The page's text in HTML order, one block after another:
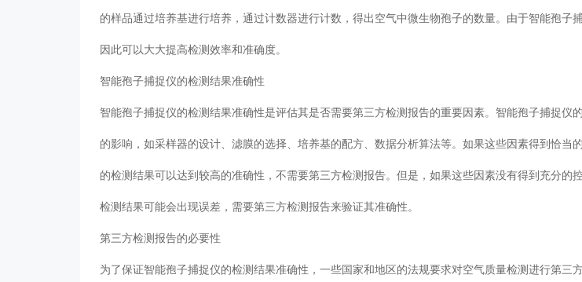
的样品通过培养基进行培养，通过计数器进行计数，得出空气中微生物孢子的数量。由于智能孢子
因此可以大大提高检测效率和准确度。
智能孢子捕捉仪的检测结果准确性
智能孢子捕捉仪的检测结果准确性是评估其是否需要第三方检测报告的重要因素。智能孢子捕捉仪
的影响，如采样器的设计、滤膜的选择、培养基的配方、数据分析算法等。如果这些因素得到恰当
的检测结果可以达到较高的准确性，不需要第三方检测报告。但是，如果这些因素没有得到充分的
检测结果可能会出现误差，需要第三方检测报告来验证其准确性。
第三方检测报告的必要性
为了保证智能孢子捕捉仪的检测结果准确性，一些国家和地区的法规要求对空气质量检测进行第三